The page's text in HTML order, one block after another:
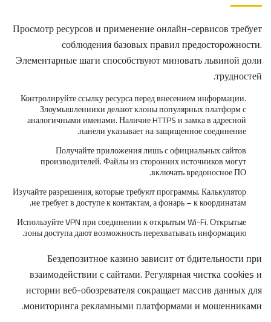
Просмотр ресурсов и применение онлайн-сервисов требует
соблюдения базовых правил предосторожности.
Элементарные шаги способствуют миновать львиной доли
трудностей.
Контролируйте ссылку ресурса перед внесением информации.
Злоумышленники делают клоны популярных платформ с
аналогичными именами. Наличие HTTPS и замка в адресной
панели указывает на защищенное соединение.
Получайте приложения лишь с официальных сайтов
производителей. Файлы из сторонних источников могут
включать вредоносное ПО.
Изучайте разрешения, которые требуют программы. Калькулятор
не требует в доступе к контактам, а фонарь – к координатам.
Используйте VPN при соединении к открытым Wi-Fi. Открытые
зоны доступа дают возможность перехватывать информацию.
Бездепозитное казино зависит от бдительности при
взаимодействии с сайтами. Регулярная чистка cookies и
истории веб-обозревателя сокращает массив данных для
мониторинга рекламными платформами и мошенниками.